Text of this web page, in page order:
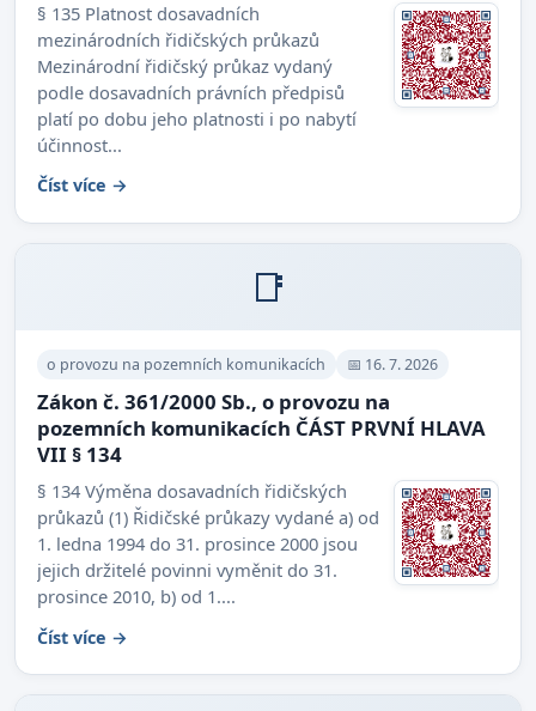
§ 135 Platnost dosavadních
mezinárodních řidičských průkazů
Mezinárodní řidičský průkaz vydaný
podle dosavadních právních předpisů
platí po dobu jeho platnosti i po nabytí
účinnost...
Číst více →
📑
o provozu na pozemních komunikacích 📅 16. 7. 2026
Zákon č. 361/2000 Sb., o provozu na
pozemních komunikacích ČÁST PRVNÍ HLAVA
VII § 134
§ 134 Výměna dosavadních řidičských
průkazů (1) Řidičské průkazy vydané a) od
1. ledna 1994 do 31. prosince 2000 jsou
jejich držitelé povinni vyměnit do 31.
prosince 2010, b) od 1....
Číst více →